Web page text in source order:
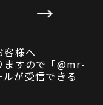
様へ
ますので「@mr-
が受信できる